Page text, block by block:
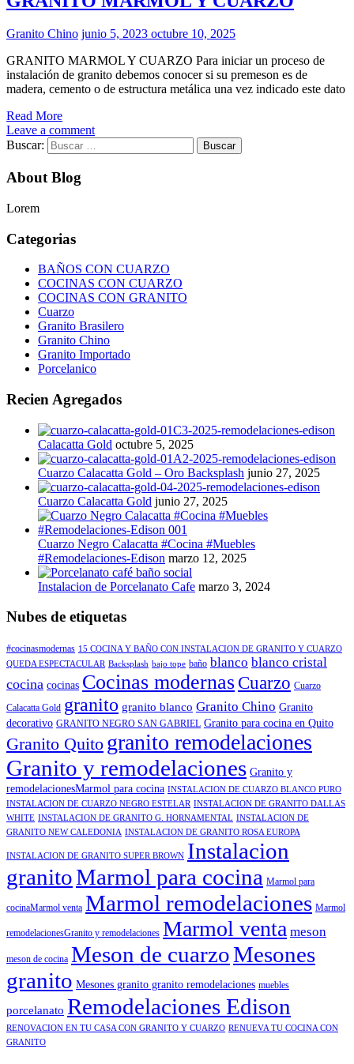
Granito Chino junio 5, 2023 octubre 10, 2025
GRANITO MARMOL Y CUARZO Para iniciar un proceso de
instalación de granito debemos conocer si su premeson es de
madera, cemento o de estructura metálica una vez indicado este dato
Read More
Leave a comment
Buscar:
About Blog
Lorem
Categorias
BAÑOS CON CUARZO
COCINAS CON CUARZO
COCINAS CON GRANITO
Cuarzo
Granito Brasilero
Granito Chino
Granito Importado
Porcelanico
Recien Agregados
Calacatta Gold octubre 5, 2025
Cuarzo Calacatta Gold – Oro Backsplash junio 27, 2025
Cuarzo Calacatta Gold junio 27, 2025
Cuarzo Negro Calacatta #Cocina #Muebles
#Remodelaciones-Edison marzo 12, 2025
Instalacion de Porcelanato Cafe marzo 3, 2024
Nubes de etiquetas
#cocinasmodernas 15 COCINA Y BAÑO CON INSTALACION DE GRANITO Y CUARZO
QUEDA ESPECTACULAR Backsplash bajo tope baño blanco blanco cristal
cocina cocinas Cocinas modernas Cuarzo Cuarzo
Calacatta Gold granito granito blanco Granito Chino Granito
decorativo GRANITO NEGRO SAN GABRIEL Granito para cocina en Quito
Granito Quito granito remodelaciones
Granito y remodelaciones Granito y
remodelacionesMarmol para cocina INSTALACION DE CUARZO BLANCO PURO
INSTALACION DE CUARZO NEGRO ESTELAR INSTALACION DE GRANITO DALLAS
WHITE INSTALACION DE GRANITO G. HORNAMENTAL INSTALACION DE
GRANITO NEW CALEDONIA INSTALACION DE GRANITO ROSA EUROPA
INSTALACION DE GRANITO SUPER BROWN Instalacion
granitoMarmol para cocina Marmol para
cocinaMarmol venta Marmol remodelaciones Marmol
remodelacionesGranito y remodelaciones Marmol venta meson
meson de cocina Meson de cuarzoMesones
granito Mesones granito granito remodelaciones muebles
porcelanato Remodelaciones Edison
RENOVACION EN TU CASA CON GRANITO Y CUARZO RENUEVA TU COCINA CON
GRANITO